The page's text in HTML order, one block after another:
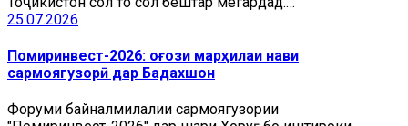
25.07.2026
Помиринвест-2026: оғози марҳилаи нави
сармоягузорӣ дар Бадахшон
Форуми байналмилалии сармоягузории